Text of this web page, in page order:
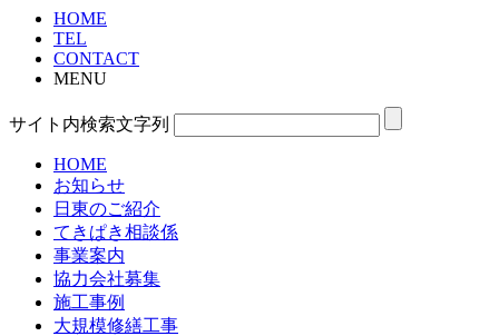
HOME
TEL
CONTACT
MENU
サイト内検索文字列
HOME
お知らせ
日東のご紹介
てきぱき相談係
事業案内
協力会社募集
施工事例
大規模修繕工事